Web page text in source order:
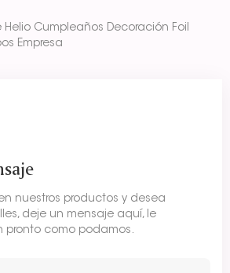
Helio Cumpleaños Decoración Foil
Empresa
nuestros productos y desea
deje un mensaje aquí, le
pronto como podamos.